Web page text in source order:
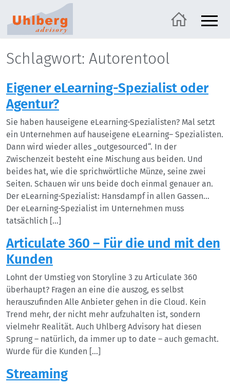
Schlagwort: Autorentool
Eigener eLearning-Spezialist oder
Agentur?
Sie haben hauseigene eLearning-Spezialisten? Mal setzt
ein Unternehmen auf hauseigene eLearning– Spezialisten.
Dann wird wieder alles „outgesourced“. In der
Zwischenzeit besteht eine Mischung aus beiden. Und
beides hat, wie die sprichwörtliche Münze, seine zwei
Seiten. Schauen wir uns beide doch einmal genauer an.
Der eLearning-Spezialist: Hansdampf in allen Gassen…
Der eLearning-Spezialist im Unternehmen muss
tatsächlich […]
Articulate 360 – Für die und mit den
Kunden
Lohnt der Umstieg von Storyline 3 zu Articulate 360
überhaupt? Fragen an eine die auszog, es selbst
herauszufinden Alle Anbieter gehen in die Cloud. Kein
Trend mehr, der nicht mehr aufzuhalten ist, sondern
vielmehr Realität. Auch Uhlberg Advisory hat diesen
Sprung – natürlich, da immer up to date – auch gemacht.
Wurde für die Kunden […]
Streaming